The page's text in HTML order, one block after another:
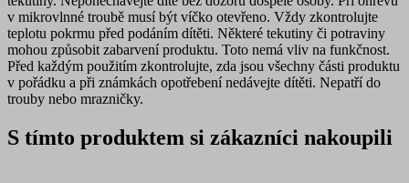
v mikrovlnné troubě musí být víčko otevřeno. Vždy zkontrolujte
teplotu pokrmu před podáním dítěti. Některé tekutiny či potraviny
mohou způsobit zabarvení produktu. Toto nemá vliv na funkčnost.
Před každým použitím zkontrolujte, zda jsou všechny části produktu
v pořádku a při známkách opotřebení nedávejte dítěti. Nepatří do
trouby nebo mrazničky.
S tímto produktem si zákazníci nakoupili